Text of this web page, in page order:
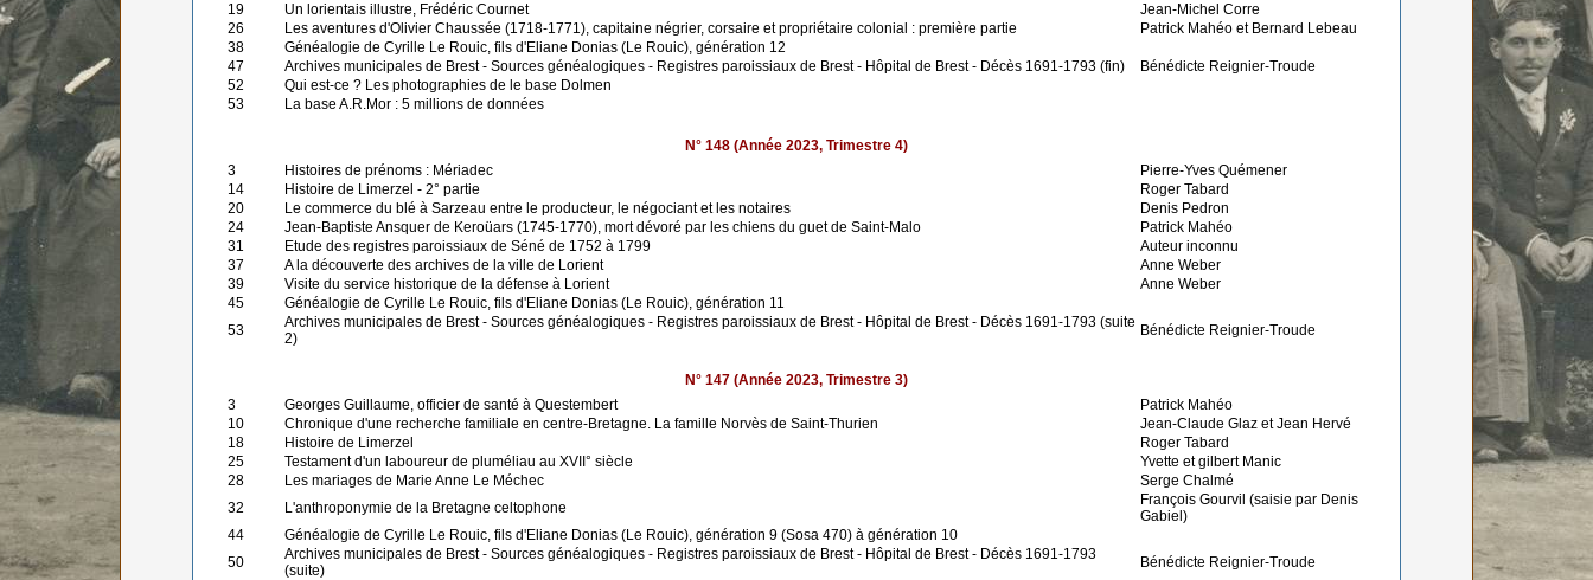
19
Un lorientais illustre, Frédéric Cournet
Jean-Michel Corre
26
Les aventures d'Olivier Chaussée (1718-1771), capitaine négrier, corsaire et propriétaire colonial : première partie
Patrick Mahéo et Bernard Lebeau
38
Généalogie de Cyrille Le Rouic, fils d'Eliane Donias (Le Rouic), génération 12
47
Archives municipales de Brest - Sources généalogiques - Registres paroissiaux de Brest - Hôpital de Brest - Décès 1691-1793 (fin)
Bénédicte Reignier-Troude
52
Qui est-ce ? Les photographies de le base Dolmen
53
La base A.R.Mor : 5 millions de données
N° 148 (Année 2023, Trimestre 4)
3
Histoires de prénoms : Mériadec
Pierre-Yves Quémener
14
Histoire de Limerzel - 2° partie
Roger Tabard
20
Le commerce du blé à Sarzeau entre le producteur, le négociant et les notaires
Denis Pedron
24
Jean-Baptiste Ansquer de Keroüars (1745-1770), mort dévoré par les chiens du guet de Saint-Malo
Patrick Mahéo
31
Etude des registres paroissiaux de Séné de 1752 à 1799
Auteur inconnu
37
A la découverte des archives de la ville de Lorient
Anne Weber
39
Visite du service historique de la défense à Lorient
Anne Weber
45
Généalogie de Cyrille Le Rouic, fils d'Eliane Donias (Le Rouic), génération 11
53
Archives municipales de Brest - Sources généalogiques - Registres paroissiaux de Brest - Hôpital de Brest - Décès 1691-1793 (suite
2)
Bénédicte Reignier-Troude
N° 147 (Année 2023, Trimestre 3)
3
Georges Guillaume, officier de santé à Questembert
Patrick Mahéo
10
Chronique d'une recherche familiale en centre-Bretagne. La famille Norvès de Saint-Thurien
Jean-Claude Glaz et Jean Hervé
18
Histoire de Limerzel
Roger Tabard
25
Testament d'un laboureur de pluméliau au XVII° siècle
Yvette et gilbert Manic
28
Les mariages de Marie Anne Le Méchec
Serge Chalmé
32
L'anthroponymie de la Bretagne celtophone
François Gourvil (saisie par Denis
Gabiel)
44
Généalogie de Cyrille Le Rouic, fils d'Eliane Donias (Le Rouic), génération 9 (Sosa 470) à génération 10
50
Archives municipales de Brest - Sources généalogiques - Registres paroissiaux de Brest - Hôpital de Brest - Décès 1691-1793
(suite)
Bénédicte Reignier-Troude